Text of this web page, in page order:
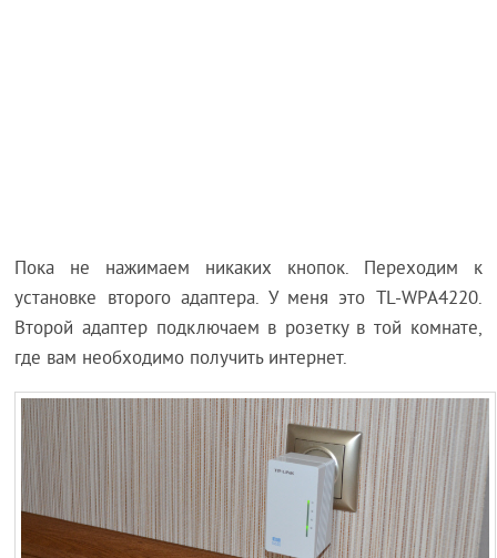
Пока не нажимаем никаких кнопок. Переходим к
установке второго адаптера. У меня это TL-WPA4220.
Второй адаптер подключаем в розетку в той комнате,
где вам необходимо получить интернет.